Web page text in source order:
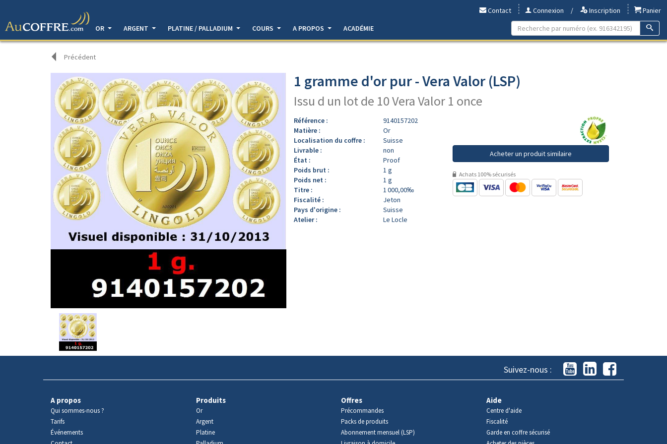
Contact Connexion / Inscription
Panier
OR
ARGENT PLATINE / PALLADIUM COURS A PROPOS ACADÉMIE
Précédent
Avers
produit
1 gramme d'or pur - Vera Valor (LSP)
Issu d un lot de 10 Vera Valor 1 once
Référence :
9140157202
Matière :
Or
Localisation du coffre :
Suisse
Livrable :
non
État :
Proof
Poids brut :
1 g
Poids net :
1 g
Titre :
1 000,00‰
Fiscalité :
Jeton
Pays d'origine :
Suisse
Atelier :
Le Locle
Acheter un produit similaire
Achats 100% sécurisés
Suivez-nous :
A propos
Qui sommes-nous ?
Tarifs
Événements
Produits
Or
Argent
Platine
Offres
Précommandes
Packs de produits
Abonnement mensuel (LSP)
Aide
Centre d'aide
Fiscalité
Garde en coffre sécurisé